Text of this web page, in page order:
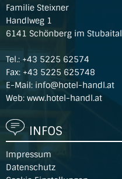
Familie Steixner
Handlweg 1
6141 Schönberg im Stubaital
Tel.: +43 5225 62574
Fax: +43 5225 625748
E-Mail: info@hotel-handl.at
Web: www.hotel-handl.at
INFOS
Impressum
Datenschutz